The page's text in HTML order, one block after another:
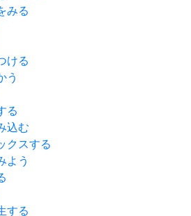
みる
ける
う
る
込む
クスする
よう
する